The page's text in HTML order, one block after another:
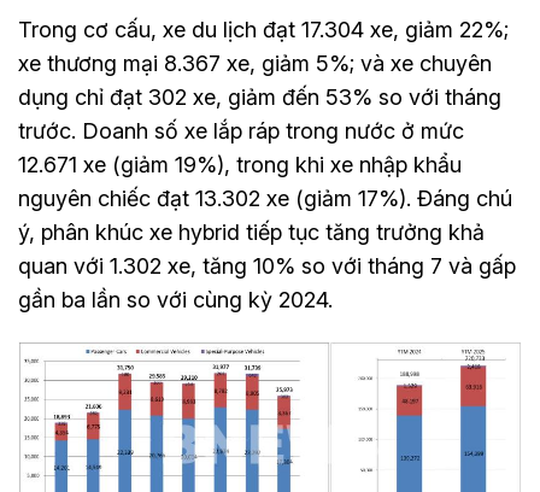
Trong cơ cấu, xe du lịch đạt 17.304 xe, giảm 22%;
xe thương mại 8.367 xe, giảm 5%; và xe chuyên
dụng chỉ đạt 302 xe, giảm đến 53% so với tháng
trước. Doanh số xe lắp ráp trong nước ở mức
12.671 xe (giảm 19%), trong khi xe nhập khẩu
nguyên chiếc đạt 13.302 xe (giảm 17%). Đáng chú
ý, phân khúc xe hybrid tiếp tục tăng trưởng khả
quan với 1.302 xe, tăng 10% so với tháng 7 và gấp
gần ba lần so với cùng kỳ 2024.